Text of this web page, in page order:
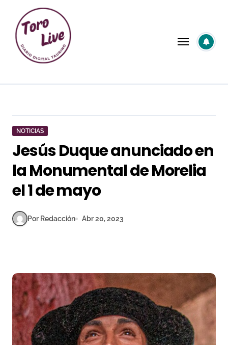
contenido
NOTICIAS
Jesús Duque anunciado en
la Monumental de Morelia
el 1 de mayo
Por Redacción Abr 20, 2023